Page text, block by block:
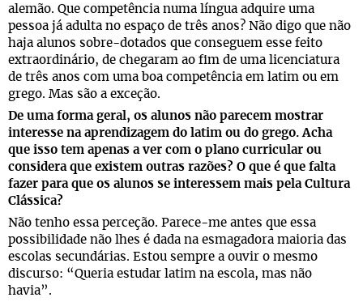
alemão. Que competência numa língua adquire uma
pessoa já adulta no espaço de três anos? Não digo que não
haja alunos sobre-dotados que conseguem esse feito
extraordinário, de chegaram ao fim de uma licenciatura
de três anos com uma boa competência em latim ou em
grego. Mas são a exceção.
De uma forma geral, os alunos não parecem mostrar
interesse na aprendizagem do latim ou do grego. Acha
que isso tem apenas a ver com o plano curricular ou
considera que existem outras razões? O que é que falta
fazer para que os alunos se interessem mais pela Cultura
Clássica?
Não tenho essa perceção. Parece-me antes que essa
possibilidade não lhes é dada na esmagadora maioria das
escolas secundárias. Estou sempre a ouvir o mesmo
discurso: “Queria estudar latim na escola, mas não
havia”.